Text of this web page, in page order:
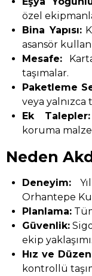
özel
Bina Yapısı:
asansör
Mesafe:
taşımalar.
Paketleme
veya yalnızca
Ek Talepler:
koruma
Neden
Deneyim:
Orhantepe
Planlama:
Güvenlik:
ekip yaklaşımı.
Hız ve
kontrollü